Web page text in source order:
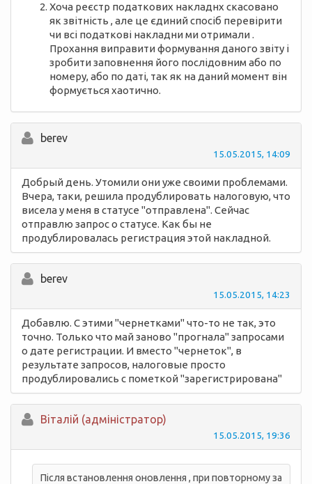
Хоча реєстр податкових накладнх скасовано
як звітність , але це єдиний спосіб перевірити
чи всі податкові накладни ми отримали .
Прохання виправити формування даного звіту і
зробити заповнення його послідовним або по
номеру, або по даті, так як на даний момент він
формується хаотично.
berev
15.05.2015, 14:09
Добрый день. Утомили они уже своими проблемами.
Вчера, таки, решила продублировать налоговую, что
висела у меня в статусе "отправлена". Сейчас
отправлю запрос о статусе. Как бы не
продублировалась регистрация этой накладной.
berev
15.05.2015, 14:23
Добавлю. С этими "чернетками" что-то не так, это
точно. Только что май заново "прогнала" запросами
о дате регистрации. И вместо "чернеток", в
результате запросов, налоговые просто
продублировались с пометкой "зарегистрирована"
Вiталій (адміністратор)
15.05.2015, 19:36
Після встановлення оновлення , при повторному за